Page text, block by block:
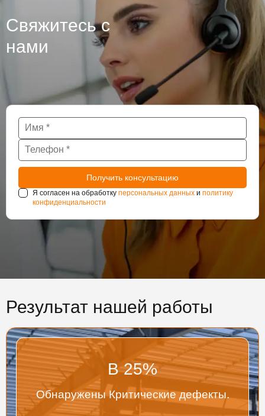
Свяжитесь с
нами
Я согласен на обработку персональных данных и политику
конфиденциальности
Результат нашей работы
В25%
Обнаружены Критические дефекты.